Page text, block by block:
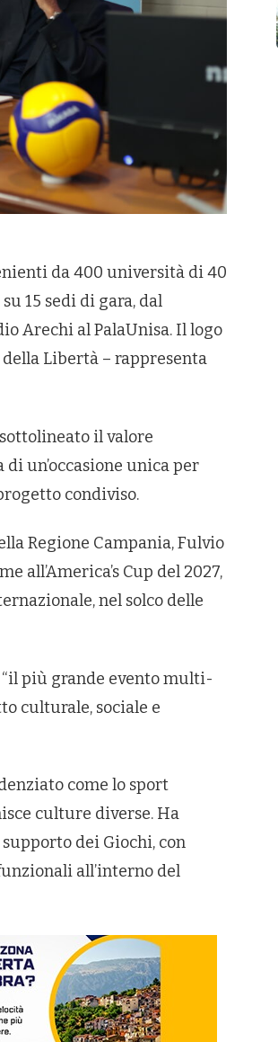
da 400 università di 40
15 sedi di gara, dal
Arechi al PalaUnisa. Il logo
Libertà – rappresenta
il valore
un’occasione unica per
condiviso.
Regione Campania, Fulvio
all’America’s Cup del 2027,
nel solco delle
“il più grande evento multi-
culturale, sociale e
come lo sport
culture diverse. Ha
dei Giochi, con
all’interno del